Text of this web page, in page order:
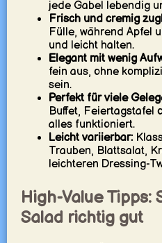
jede Gabel lebendig
Frisch und cremig
Fülle, während Apfel
und leicht halten.
Elegant mit wenig
fein aus, ohne
sein.
Perfekt für viele
Buffet, Feiertagstafel
alles funktioniert.
Leicht variierbar:
Trauben, Blattsalat,
leichteren Dressing-
High-Value Tipps:
Salad richtig gut